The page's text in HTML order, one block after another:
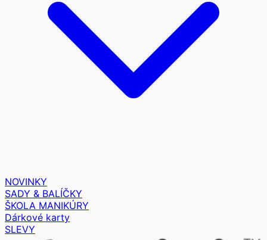
NOVINKY
SADY & BALÍČKY
ŠKOLA MANIKÚRY
Dárkové karty
SLEVY